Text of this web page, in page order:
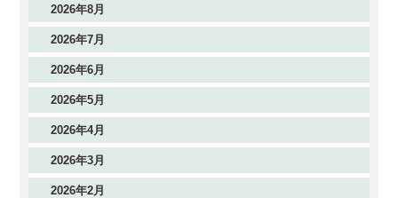
2026年8月
2026年7月
2026年6月
2026年5月
2026年4月
2026年3月
2026年2月